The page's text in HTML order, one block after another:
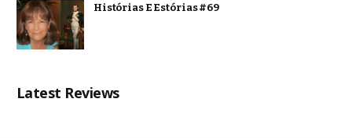
Histórias E Estórias #69
Latest Reviews